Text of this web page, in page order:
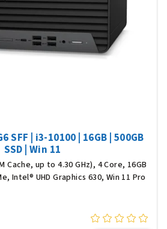
SFF | i3-10100 | 16GB | 500GB
SSD | Win 11
Cache, up to 4.30 GHz), 4 Core, 16GB
Intel® UHD Graphics 630, Win 11 Pro